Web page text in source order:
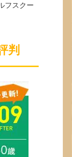
フスクー
判